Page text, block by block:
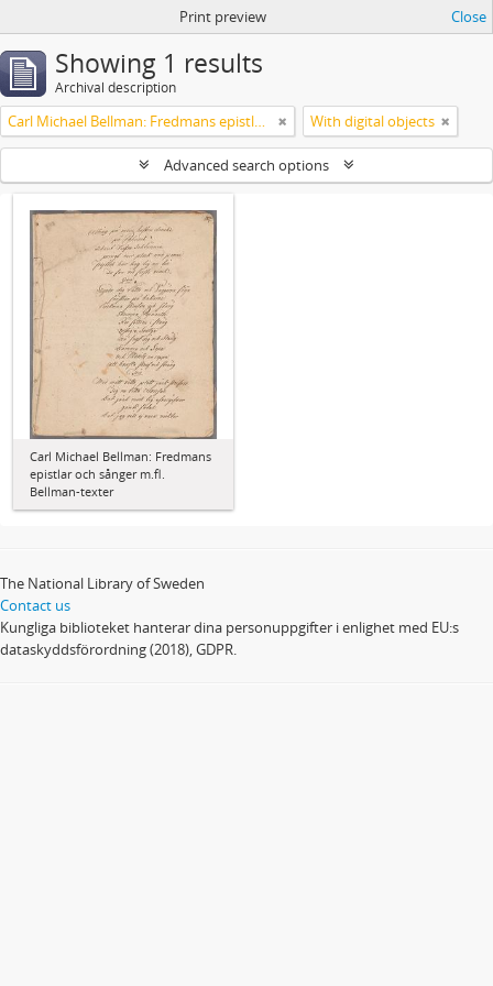
Print preview Close
Showing 1 results
Archival description
Carl Michael Bellman: Fredmans epistlar och sånger m.fl. Bellman-texter With digital objects
Advanced search options
Carl Michael Bellman: Fredmans
epistlar och sånger m.fl.
Bellman-texter
The National Library of Sweden
Contact us
Kungliga biblioteket hanterar dina personuppgifter i enlighet med EU:s
dataskyddsförordning (2018), GDPR.